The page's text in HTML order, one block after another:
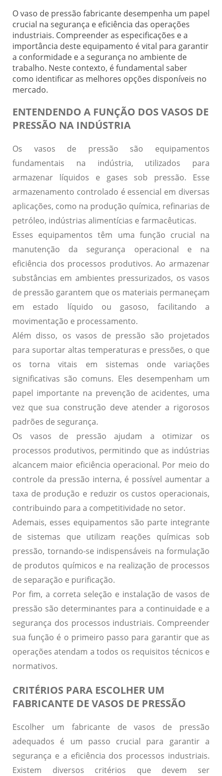
O vaso de pressão fabricante desempenha um papel
crucial na segurança e eficiência das operações
industriais. Compreender as especificações e a
importância deste equipamento é vital para garantir
a conformidade e a segurança no ambiente de
trabalho. Neste contexto, é fundamental saber
como identificar as melhores opções disponíveis no
mercado.
ENTENDENDO A FUNÇÃO DOS VASOS DE
PRESSÃO NA INDÚSTRIA
Os vasos de pressão são equipamentos
fundamentais na indústria, utilizados para
armazenar líquidos e gases sob pressão. Esse
armazenamento controlado é essencial em diversas
aplicações, como na produção química, refinarias de
petróleo, indústrias alimentícias e farmacêuticas.
Esses equipamentos têm uma função crucial na
manutenção da segurança operacional e na
eficiência dos processos produtivos. Ao armazenar
substâncias em ambientes pressurizados, os vasos
de pressão garantem que os materiais permaneçam
em estado líquido ou gasoso, facilitando a
movimentação e processamento.
Além disso, os vasos de pressão são projetados
para suportar altas temperaturas e pressões, o que
os torna vitais em sistemas onde variações
significativas são comuns. Eles desempenham um
papel importante na prevenção de acidentes, uma
vez que sua construção deve atender a rigorosos
padrões de segurança.
Os vasos de pressão ajudam a otimizar os
processos produtivos, permitindo que as indústrias
alcancem maior eficiência operacional. Por meio do
controle da pressão interna, é possível aumentar a
taxa de produção e reduzir os custos operacionais,
contribuindo para a competitividade no setor.
Ademais, esses equipamentos são parte integrante
de sistemas que utilizam reações químicas sob
pressão, tornando-se indispensáveis na formulação
de produtos químicos e na realização de processos
de separação e purificação.
Por fim, a correta seleção e instalação de vasos de
pressão são determinantes para a continuidade e a
segurança dos processos industriais. Compreender
sua função é o primeiro passo para garantir que as
operações atendam a todos os requisitos técnicos e
normativos.
CRITÉRIOS PARA ESCOLHER UM
FABRICANTE DE VASOS DE PRESSÃO
Escolher um fabricante de vasos de pressão
adequados é um passo crucial para garantir a
segurança e a eficiência dos processos industriais.
Existem diversos critérios que devem ser